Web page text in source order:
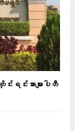
င်းသားများပါတီ